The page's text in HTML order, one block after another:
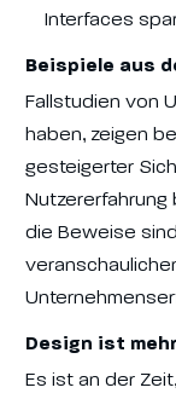
Interfaces
Beispiele aus
Fallstudien von
haben, zeigen
gesteigerter
Nutzererfahrung
die Beweise
Design ist
Es ist an der